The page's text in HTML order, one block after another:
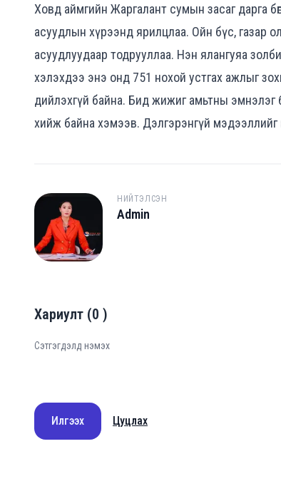
Ховд аймгийн Жаргалант сумын засаг дарга
асуудлын хүрээнд ярилцлаа. Ойн бүс, газар
асуудлуудаар тодрууллаа. Нэн ялангуяа
хэлэхдээ энэ онд 751 нохой устгах ажлыг
дийлэхгүй байна. Бид жижиг амьтны эмнэлэг
хийж байна хэмээв. Дэлгэрэнгүй
A
НИЙТЭЛСЭН
Admin
Хариулт (0 )
Илгээх Цуцлах